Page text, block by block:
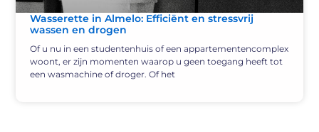
Wasserette in Almelo: Efficiënt en stressvrij
wassen en drogen
Of u nu in een studentenhuis of een appartementencomplex
woont, er zijn momenten waarop u geen toegang heeft tot
een wasmachine of droger. Of het